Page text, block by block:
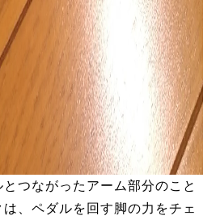
つながったアーム部分のこと
、ペダルを回す脚の力をチェ